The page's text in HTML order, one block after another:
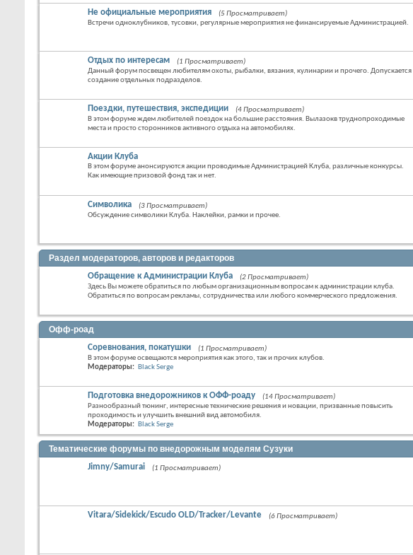
Не официальные мероприятия
(5 Просматривает)
Встречи одноклубников, тусовки, регулярные мероприятия не финансируемые Администрацией.
Отдых по интересам
(1 Просматривает)
Данный форум посвещен любителям охоты, рыбалки, вязания, кулинарии и прочего. Допускается
создание отдельных подразделов.
Поездки, путешествия, экспедиции
(4 Просматривает)
В этом форуме ждем любителей поездок на большие расстояния. Вылазокв труднопроходимые
места и просто сторонников активного отдыха на автомобилях.
Акции Клуба
В этом форуме анонсируются акции проводимые Администрацией Клуба, различные конкурсы.
Как имеющие призовой фонд так и нет.
Символика
(3 Просматривает)
Обсуждение символики Клуба. Наклейки, рамки и прочее.
Раздел модераторов, авторов и редакторов
Обращение к Администрации Клуба
(2 Просматривает)
Здесь Вы можете обратиться по любым организационным вопросам к администрации клуба.
Обратиться по вопросам рекламы, сотрудничества или любого коммерческого предложения.
Офф-роад
Соревнования, покатушки
(1 Просматривает)
В этом форуме освещаются мероприятия как этого, так и прочих клубов.
Модераторы: Black Serge
Подготовка внедорожников к ОФФ-роаду
(14 Просматривает)
Разнообразный тюнинг, интересные технические решения и новации, призванные повысить
проходимость и улучшить внешний вид автомобиля.
Модераторы: Black Serge
Тематические форумы по внедорожным моделям Сузуки
Jimny/Samurai (1 Просматривает)
Vitara/Sidekick/Escudo OLD/Tracker/Levante (6 Просматривает)